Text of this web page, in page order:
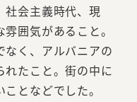
社会主義時代、現
囲気があること。
く、アルバニアの
れたこと。街の中に
となどでした。